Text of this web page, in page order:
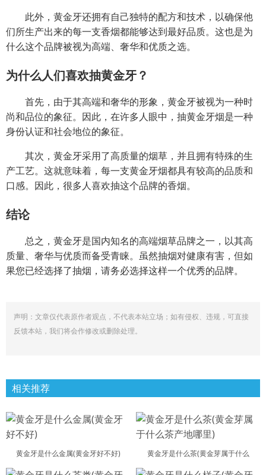
此外，黄金牙还拥有自己独特的配方和技术，以确保他
们所生产出来的每一支香烟都能够达到最好品质。这也是为
什么这个品牌被视为高端、奢华和优质之选。
为什么人们喜欢抽黄金牙？
首先，由于其高端和奢华的形象，黄金牙被视为一种时
尚和品位的象征。因此，在许多人眼中，抽黄金牙烟是一种
身份认证和社会地位的象征。
其次，黄金牙采用了高质量的烟草，并且拥有特殊的生
产工艺。这就意味着，每一支黄金牙烟都具有较高的品质和
口感。因此，很多人喜欢抽这个品牌的香烟。
结论
总之，黄金牙是国内知名的高端烟草品牌之一，以其高
质量、奢华与优质而备受青睐。虽然抽烟对健康有害，但如
果您已经选择了抽烟，请务必选择这样一个优秀的品牌。
声明：文章仅代表原作者观点，不代表本站立场；如有侵权、违规，可直接
反馈本站，我们将会作修改或删除处理。
相关推荐
黄金牙是什么金属(黄金牙好不好) 黄金牙是什么茶(黄金芽属于什么